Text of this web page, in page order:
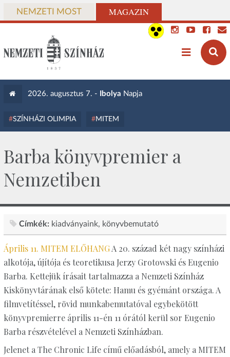
NEMZETI MOST MAGAZIN
2026. augusztus 7. - Ibolya Napja
SZÍNHÁZI OLIMPIA MITEM
Barba könyvpremier a
Nemzetiben
Címkék: kiadványaink könyvbemutató
Április 11. MITEM ELŐHANGA 20. század két nagy színházi
alkotója, újítója és teoretikusa Jerzy Grotowski és Eugenio
Barba. Kettejük írásait tartalmazza a Nemzeti Színház
Kiskönyvtárának első kötete: Hamu és gyémánt országa. A
filmvetítéssel, rövid munkabemutatóval egybekötött
könyvpremierre április 11-én 11 órától kerül sor Eugenio
Barba részvételével a Nemzeti Színházban.
Jelenet a The Chronic Life című előadásból, amely a MITEM